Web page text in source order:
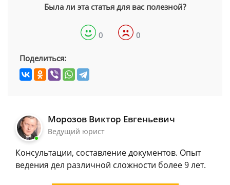
Была ли эта статья для вас полезной?
0 0
Поделиться:
Морозов Виктор Евгеньевич
Ведущий юрист
Консультации, составление документов. Опыт
ведения дел различной сложности более 9 лет.